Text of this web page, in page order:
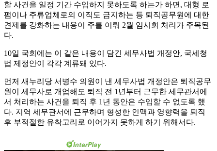
할 사건을 일정 기간 수임하지 못하도록 하는가 하면, 대형 로
펌이나 주류업체로의 이직도 금지하는 등 퇴직공무원에 대한
견제를 강화하는 내용이 주를 이뤄 2월 임시회 처리가 주목된
다.
10일 국회에는 이 같은 내용이 담긴 세무사법 개정안, 국세청
법 제정안이 각각 계류돼 있다.
먼저 새누리당 서병수 의원이 낸 세무사법 개정안은 퇴직공무
원이 세무사로 개업해도 퇴직 전 1년부터 근무한 세무관서에
서 처리하는 사건을 퇴직 후 1년 동안은 수임할 수 없도록 했
다. 지역 세무관서에 근무하며 형성한 인맥과 영향력을 퇴직
후 부적절한 유착고리로 이어가지 못하게 하기 위해서다.